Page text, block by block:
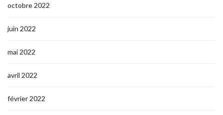
octobre 2022
juin 2022
mai 2022
avril 2022
février 2022